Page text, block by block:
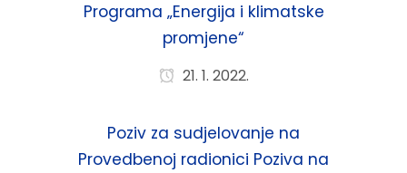
Programa „Energija i klimatske
promjene“
21. 1. 2022.
Poziv za sudjelovanje na
Provedbenoj radionici Poziva na